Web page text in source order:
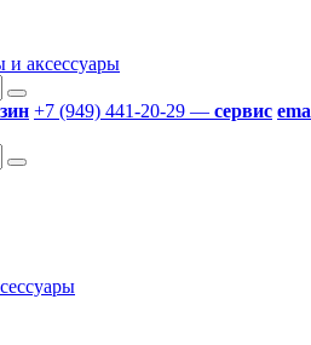
+7 (949) 441-20-29 — сервис